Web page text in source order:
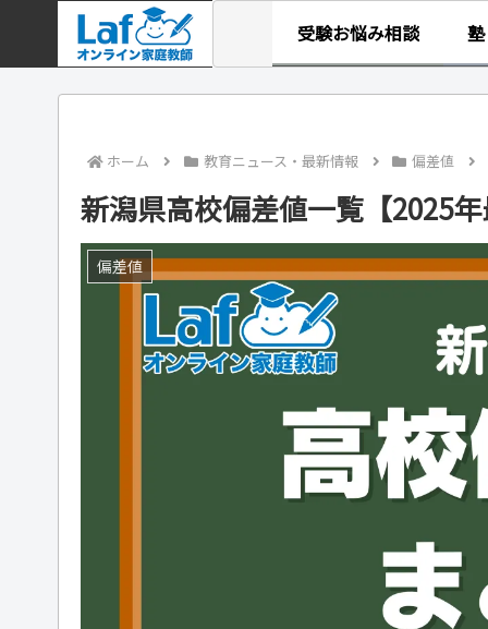
受験お悩み相談
ホーム 教育ニュース・最新情報 偏差値
新潟県高校偏差値一覧【2025
偏差値